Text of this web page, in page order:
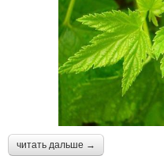
читать дальше →